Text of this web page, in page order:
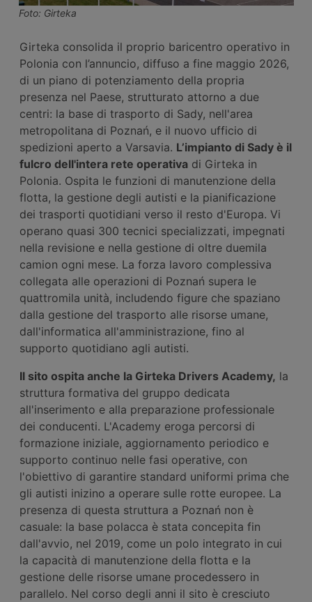
Foto: Girteka
Girteka consolida il proprio baricentro operativo in
Polonia con l’annuncio, diffuso a fine maggio 2026,
di un piano di potenziamento della propria
presenza nel Paese, strutturato attorno a due
centri: la base di trasporto di Sady, nell'area
metropolitana di Poznań, e il nuovo ufficio di
spedizioni aperto a Varsavia. L’impianto di Sady è il
fulcro dell'intera rete operativa di Girteka in
Polonia. Ospita le funzioni di manutenzione della
flotta, la gestione degli autisti e la pianificazione
dei trasporti quotidiani verso il resto d'Europa. Vi
operano quasi 300 tecnici specializzati, impegnati
nella revisione e nella gestione di oltre duemila
camion ogni mese. La forza lavoro complessiva
collegata alle operazioni di Poznań supera le
quattromila unità, includendo figure che spaziano
dalla gestione del trasporto alle risorse umane,
dall'informatica all'amministrazione, fino al
supporto quotidiano agli autisti.
Il sito ospita anche la Girteka Drivers Academy, la
struttura formativa del gruppo dedicata
all'inserimento e alla preparazione professionale
dei conducenti. L'Academy eroga percorsi di
formazione iniziale, aggiornamento periodico e
supporto continuo nelle fasi operative, con
l'obiettivo di garantire standard uniformi prima che
gli autisti inizino a operare sulle rotte europee. La
presenza di questa struttura a Poznań non è
casuale: la base polacca è stata concepita fin
dall'avvio, nel 2019, come un polo integrato in cui
la capacità di manutenzione della flotta e la
gestione delle risorse umane procedessero in
parallelo. Nel corso degli anni il sito è cresciuto